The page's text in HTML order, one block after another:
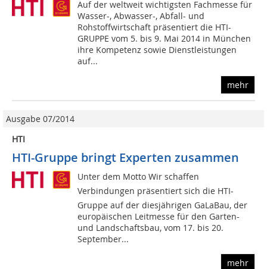
Auf der weltweit wichtigsten Fachmesse für
Wasser-, Abwasser-, Abfall- und
Rohstoffwirtschaft präsentiert die HTI-
GRUPPE vom 5. bis 9. Mai 2014 in München
ihre Kompetenz sowie Dienstleistungen
auf...
mehr
Ausgabe 07/2014
HTI
HTI-Gruppe bringt Experten zusammen
Unter dem Motto Wir schaffen
Verbindungen präsentiert sich die HTI-
Gruppe auf der diesjährigen GaLaBau, der
europäischen Leitmesse für den Garten-
und Landschaftsbau, vom 17. bis 20.
September...
mehr